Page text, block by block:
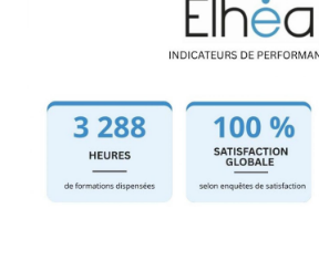
TÉMOIGNAGES
CONTACT
PARTENAIRES